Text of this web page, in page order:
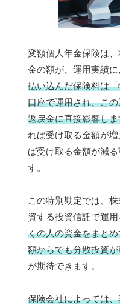
変額個人年金保険は
金の額が、運用実績に
払い込んだ保険料は
口座で運用され、こ
返戻金に直接影響し
れば受け取る金額が
ば受け取る金額が減
す。
この特別勘定では、
資する投資信託で運用
くの人の資金をまと
額からでも分散投資
が期待できます。
保険会社によっては